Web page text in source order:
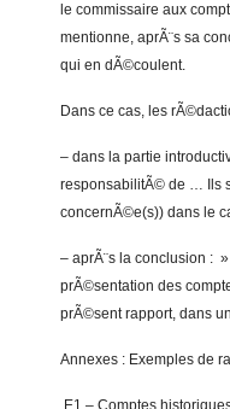
le commissaire aux
mentionne, aprÃ¨s sa
qui en dÃ©coulent.
Dans ce cas, les
– dans la partie
responsabilitÃ© de … Ils
concernÃ©e(s)) dans le
– aprÃ¨s la conclusion :
prÃ©sentation des
prÃ©sent rapport, dans
Annexes : Exemples de
.E1 – Comptes